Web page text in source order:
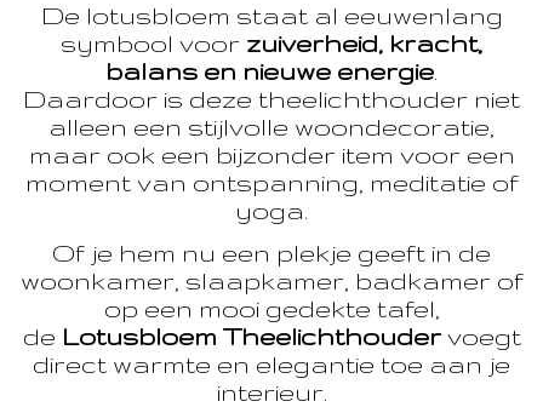
De lotusbloem staat al eeuwenlang
symbool voor zuiverheid, kracht,
balans en nieuwe energie
Daardoor is deze theelichthouder niet
alleen een stijlvolle woondecoratie,
maar ook een bijzonder item voor een
moment van ontspanning, meditatie of
yoga.
Of je hem nu een plekje geeft in de
woonkamer, slaapkamer, badkamer of
op een mooi gedekte tafel,
de Lotusbloem Theelichthoudervoegt
direct warmte en elegantie toe aan je
interieur.